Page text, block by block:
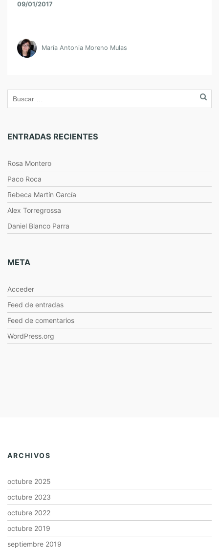
09/01/2017
María Antonia Moreno Mulas
ENTRADAS RECIENTES
Rosa Montero
Paco Roca
Rebeca Martín García
Alex Torregrossa
Daniel Blanco Parra
META
Acceder
Feed de entradas
Feed de comentarios
WordPress.org
ARCHIVOS
octubre 2025
octubre 2023
octubre 2022
octubre 2019
septiembre 2019